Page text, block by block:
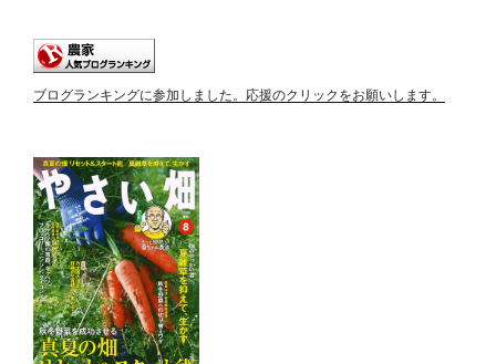
ブログランキングに参加しました。応援のクリックをお願いします。